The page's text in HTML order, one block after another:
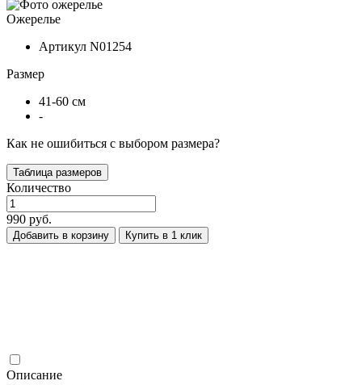
Ожерелье
Артикул N01254
Размер
41-60 см
-
Как не ошибиться с выбором размера?
Таблица размеров
Количество
990 руб.
Добавить в корзину Купить в 1 клик
Описание